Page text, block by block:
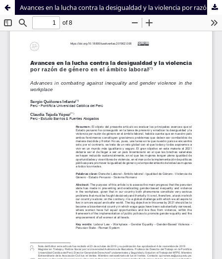
Sistema de
Bibliotecas
Facultad de
Derecho
Avances en la lucha contra la desigualdad y la violencia por razón de género en el ámbito laboral